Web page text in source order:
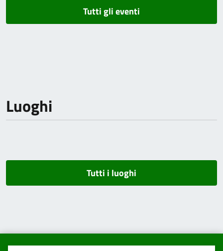
Tutti gli eventi
Luoghi
Tutti i luoghi